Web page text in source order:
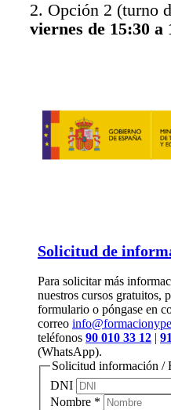
2. Opción 2 (turno
viernes de 15:30 a
Solicitud de
Para solicitar más
nuestros cursos gratuitos,
formulario o póngase en
correo
teléfonos 90 010 33 12 |
(WhatsApp).
Solicitud información /
DNI
Nombre *